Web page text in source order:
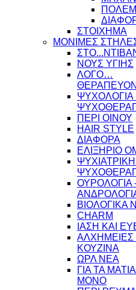
ΣΤΟΙΧΗΜΑ
ΜΟΝΙΜΕΣ
ΝΟΥΣ ΥΓΙΗΣ
ΛΟΓΟ…
ΨΥΧΟΛΟΓΙΑ
ΠΕΡΙ ΟΙΝΟΥ
HAIR STYLE
ΔΙΑΦΟΡΑ
ΕΛΙΞΗΡΙΟ
ΟΥΡΟΛΟΓΙΑ
ΒΙΟΛΟΓΙΚΑ
CHARM
ΙΑΣΗ ΚΑΙ
ΑΛΧΗΜΕΙΕΣ
ΚΟΥΖΙΝΑ
ΩΡΛ ΝEA
ΓΙΑ ΤΑ
ΜΟΝΟ